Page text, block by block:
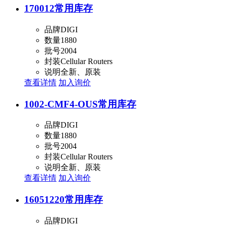
170012常用库存
品牌DIGI
数量1880
批号2004
封装Cellular Routers
说明全新、原装
查看详情 加入询价
1002-CMF4-OUS常用库存
品牌DIGI
数量1880
批号2004
封装Cellular Routers
说明全新、原装
查看详情 加入询价
16051220常用库存
品牌DIGI